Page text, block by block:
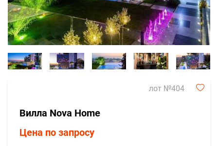
лот №404
Вилла Nova Home
Цена по запросу